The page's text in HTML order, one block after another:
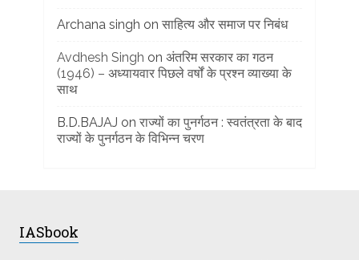
Archana singh on साहित्य और समाज पर निबंध
Avdhesh Singh on अंतरिम सरकार का गठन
(1946) – अध्यायवार पिछले वर्षों के प्रश्न व्याख्या के
साथ
B.D.BAJAJ on राज्यों का पुनर्गठन : स्वतंत्रता के बाद
राज्यों के पुनर्गठन के विभिन्न चरण
IASbook